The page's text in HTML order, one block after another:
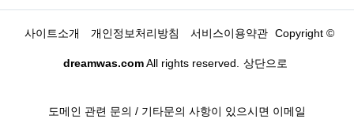
사이트소개 개인정보처리방침 서비스이용약관 Copyright ©
dreamwas.comAll rights reserved. 상단으로
도메인 관련 문의 / 기타문의 사항이 있으시면 이메일